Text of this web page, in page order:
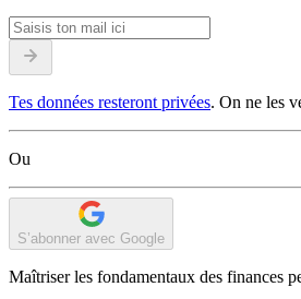
Tes données resteront privées. On ne les
Ou
S’abonner avec Google
Maîtriser les fondamentaux des finances